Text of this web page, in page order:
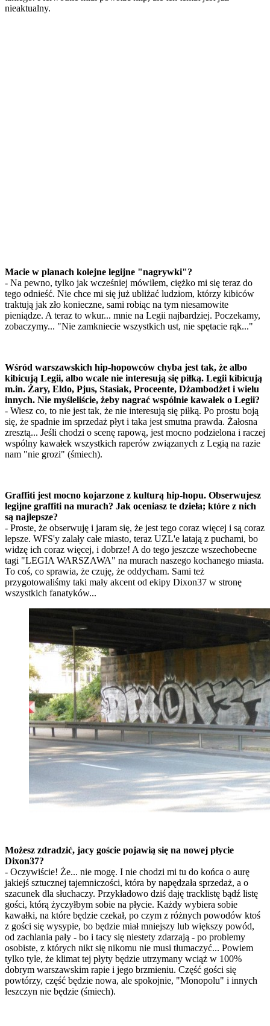
nieaktualny.
Macie w planach kolejne legijne "nagrywki"?
- Na pewno, tylko jak wcześniej mówiłem, ciężko mi się teraz do
tego odnieść. Nie chce mi się już ubliżać ludziom, którzy kibiców
traktują jak zło konieczne, sami robiąc na tym niesamowite
pieniądze. A teraz to wkur... mnie na Legii najbardziej. Poczekamy,
zobaczymy... "Nie zamkniecie wszystkich ust, nie spętacie rąk..."
Wśród warszawskich hip-hopowców chyba jest tak, że albo
kibicują Legii, albo wcale nie interesują się piłką. Legii kibicują
m.in. Żary, Eldo, Pjus, Stasiak, Proceente, Dżambodżet i wielu
innych. Nie myśleliście, żeby nagrać wspólnie kawałek o Legii?
- Wiesz co, to nie jest tak, że nie interesują się piłką. Po prostu boją
się, że spadnie im sprzedaż płyt i taka jest smutna prawda. Żałosna
zresztą... Jeśli chodzi o scenę rapową, jest mocno podzielona i raczej
wspólny kawałek wszystkich raperów związanych z Legią na razie
nam "nie grozi" (śmiech).
Graffiti jest mocno kojarzone z kulturą hip-hopu. Obserwujesz
legijne graffiti na murach? Jak oceniasz te dzieła; które z nich
są najlepsze?
- Proste, że obserwuję i jaram się, że jest tego coraz więcej i są coraz
lepsze. WFS'y zalały całe miasto, teraz UZL'e latają z puchami, bo
widzę ich coraz więcej, i dobrze! A do tego jeszcze wszechobecne
tagi "LEGIA WARSZAWA" na murach naszego kochanego miasta.
To coś, co sprawia, że czuję, że oddycham. Sami też
przygotowaliśmy taki mały akcent od ekipy Dixon37 w stronę
wszystkich fanatyków...
Możesz zdradzić, jacy goście pojawią się na nowej płycie
Dixon37?
- Oczywiście! Że... nie mogę. I nie chodzi mi tu do końca o aurę
jakiejś sztucznej tajemniczości, która by napędzała sprzedaż, a o
szacunek dla słuchaczy. Przykładowo dziś daję tracklistę bądź listę
gości, którą życzyłbym sobie na płycie. Każdy wybiera sobie
kawałki, na które będzie czekał, po czym z różnych powodów ktoś
z gości się wysypie, bo będzie miał mniejszy lub większy powód,
od zachlania pały - bo i tacy się niestety zdarzają - po problemy
osobiste, z których nikt się nikomu nie musi tłumaczyć... Powiem
tylko tyle, że klimat tej płyty będzie utrzymany wciąż w 100%
dobrym warszawskim rapie i jego brzmieniu. Część gości się
powtórzy, część będzie nowa, ale spokojnie, "Monopolu" i innych
leszczyn nie będzie (śmiech).